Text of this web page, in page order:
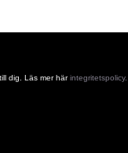
dig. Läs mer härintegritetspolicy.